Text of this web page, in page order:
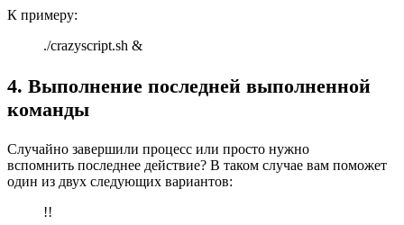
К примеру:
./crazyscript.sh &
4. Выполнение последней выполненной
команды
Случайно завершили процесс или просто нужно
вспомнить последнее действие? В таком случае вам поможет
один из двух следующих вариантов:
!!